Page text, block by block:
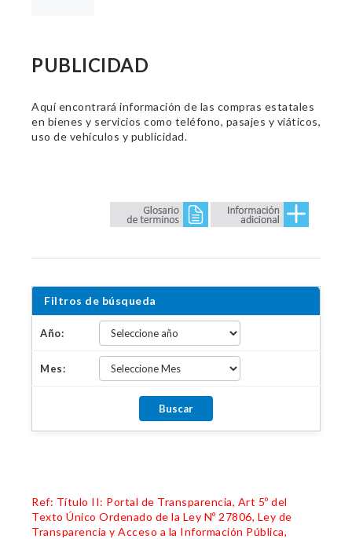
PUBLICIDAD
Aquí encontrará información de las compras estatales
en bienes y servicios como teléfono, pasajes y viáticos,
uso de vehículos y publicidad.
Filtros de búsqueda
Año:
Mes:
Ref: Título II: Portal de Transparencia, Art 5º del
Texto Único Ordenado de la Ley Nº 27806, Ley de
Transparencia y Acceso a la Información Pública,